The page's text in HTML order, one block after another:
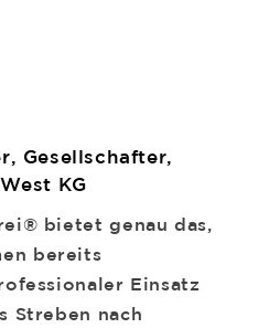
Gesellschafter,
KG
bietet genau das,
bereits
Einsatz
Streben nach